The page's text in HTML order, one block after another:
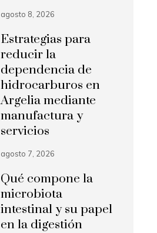
agosto 8, 2026
Estrategias para
reducir la
dependencia de
hidrocarburos en
Argelia mediante
manufactura y
servicios
agosto 7, 2026
Qué compone la
microbiota
intestinal y su papel
en la digestión